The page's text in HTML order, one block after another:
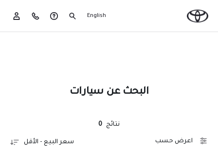
English
البحث عن سيارات
نتائج 0
اعرض حسب سعر البيع - الأقل